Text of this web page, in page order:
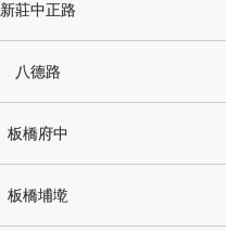
新莊中正路
八德路
板橋府中
板橋埔墘